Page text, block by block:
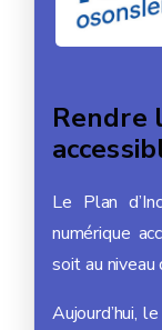
Rendre
Le Plan
numérique
soit au niveau
Aujourd’hui,